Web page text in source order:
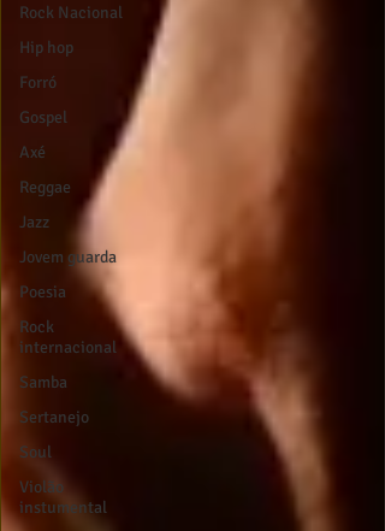
Rock Nacional
Hip hop
Forró
Gospel
Axé
Reggae
Jazz
Jovem guarda
Poesia
Rock
internacional
Samba
Sertanejo
Soul
Violão
instumental